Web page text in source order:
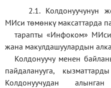
2.1. Колдонуучунун
МИси төмөнкү максаттарда
тарапты «Инфоком»
жана макулдашуулардын
Колдонуучу менен
пайдаланууга,
Колдонуучудан